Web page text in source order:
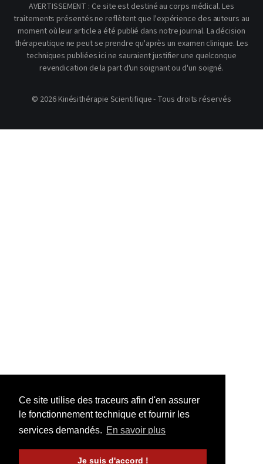
Ce site utilise des traceurs afin d'en assurer
le fonctionnement technique et fournir les
services demandés. En savoir plus
Je suis d'accord !
AVERTISSEMENT : Ce site est destiné au corps médical. Les
traitements présentés ne reflètent que l'expérience des auteurs au
moment où leur article a été publié dans notre journal. La décision
thérapeutique ne peut se prendre qu'après un examen clinique. Les
techniques publiées ici ne sauraient justifier une quelconque
revendication de la part d'un soignant ou d'un soigné.
© 2026 Kinésithérapie Scientifique - Tous droits réservés